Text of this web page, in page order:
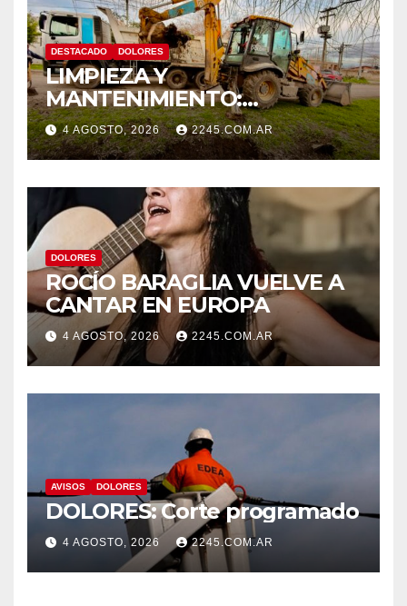
DESTACADO DOLORES
LIMPIEZA Y
MANTENIMIENTO:
CONTINÚAN LOS TRABAJOS
DE ZANJEO EN DISTINTOS
SECTORES DE LA CIUDAD
4 AGOSTO, 2026 2245.COM.AR
DOLORES
ROCÍO BARAGLIA VUELVE A
CANTAR EN EUROPA
4 AGOSTO, 2026 2245.COM.AR
AVISOS DOLORES
DOLORES: Corte programado
4 AGOSTO, 2026 2245.COM.AR